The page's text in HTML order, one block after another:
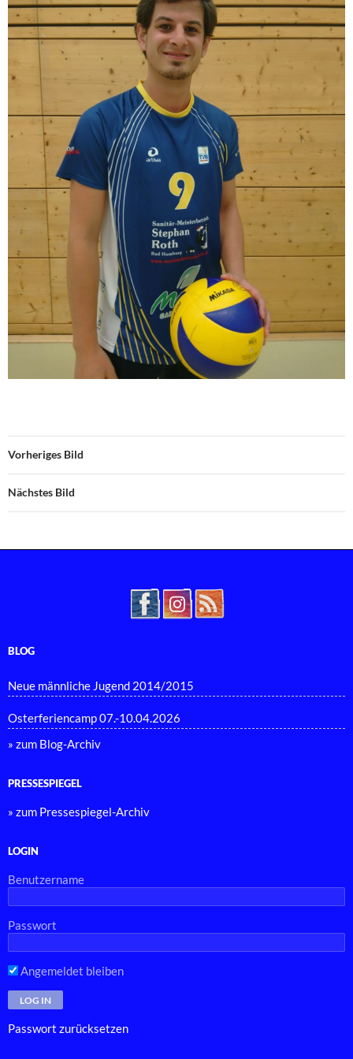
Vorheriges Bild
Nächstes Bild
BLOG
Neue männliche Jugend 2014/2015
Osterferiencamp 07.-10.04.2026
» zum Blog-Archiv
PRESSESPIEGEL
» zum Pressespiegel-Archiv
LOGIN
Benutzername
Passwort
Angemeldet bleiben
Passwort zurücksetzen